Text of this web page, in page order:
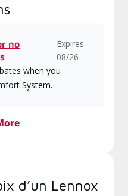
no
Expires
08/26
when you
System.
d’un Lennox